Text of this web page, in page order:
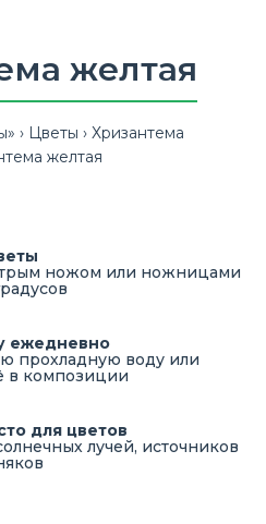
желтая
Цветы
Хризантема
желтая
ножом или ножницами
ежедневно
прохладную воду или
в композиции
для цветов
лучей, источников